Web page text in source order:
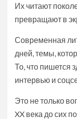
Их читают
превращают в
Современная
дней, темы,
То, что пишется
интервью и
Это не только
XX века до сих